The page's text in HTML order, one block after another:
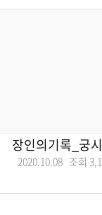
장인의기록_궁
2020.10.08 조회